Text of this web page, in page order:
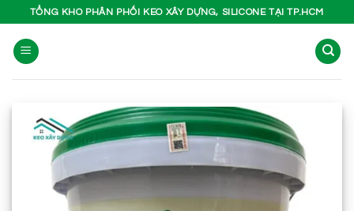
nội
dung
TỔNG KHO PHÂN PHỐI KEO XÂY DỰNG, SILICONE TẠI TP.HCM